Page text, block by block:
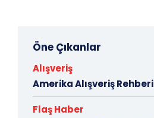
Öne Çıkanlar
Alışveriş
Amerika Alışveriş Rehberi
Flaş Haber